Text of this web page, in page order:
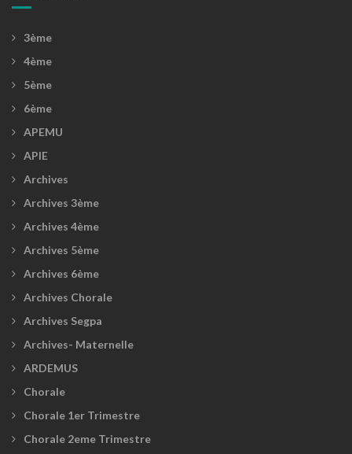
3ème
4ème
5ème
6ème
APEMU
APIE
Archives
Archives 3ème
Archives 4ème
Archives 5ème
Archives 6ème
Archives Chorale
Archives Segpa
Archives- Maternelle
ARDEMUS
Chorale
Chorale 1er Trimestre
Chorale 2eme Trimestre